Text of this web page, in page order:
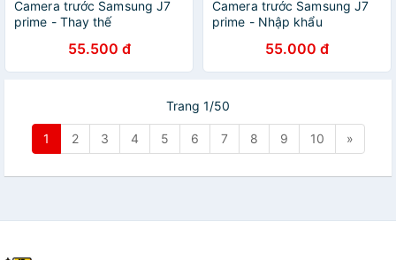
Camera trước Samsung J7
prime - Thay thế
55.500 đ
Camera trước Samsung J7
prime - Nhập khẩu
55.000 đ
Trang 1/50
1 2 3 4 5 6 7 8 9 10 »